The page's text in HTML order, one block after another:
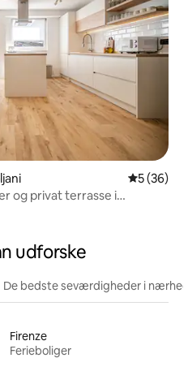
5 ud af 5 i
5 (36)
og privat terrasse i
udforske
De bedste seværdigheder i
Firenze
Ferieboliger